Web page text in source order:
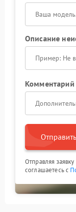
Описание
Комментарий
Отправляя
соглашаетесь с